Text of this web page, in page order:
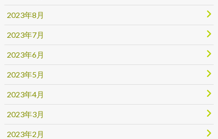
2023年8月
2023年7月
2023年6月
2023年5月
2023年4月
2023年3月
2023年2月